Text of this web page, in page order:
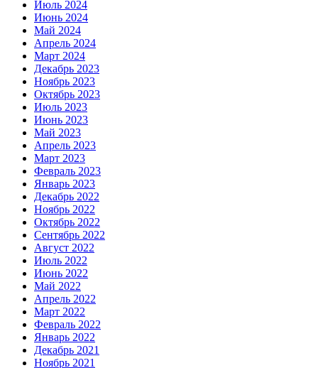
Июль 2024
Июнь 2024
Май 2024
Апрель 2024
Март 2024
Декабрь 2023
Ноябрь 2023
Октябрь 2023
Июль 2023
Июнь 2023
Май 2023
Апрель 2023
Март 2023
Февраль 2023
Январь 2023
Декабрь 2022
Ноябрь 2022
Октябрь 2022
Сентябрь 2022
Август 2022
Июль 2022
Июнь 2022
Май 2022
Апрель 2022
Март 2022
Февраль 2022
Январь 2022
Декабрь 2021
Ноябрь 2021